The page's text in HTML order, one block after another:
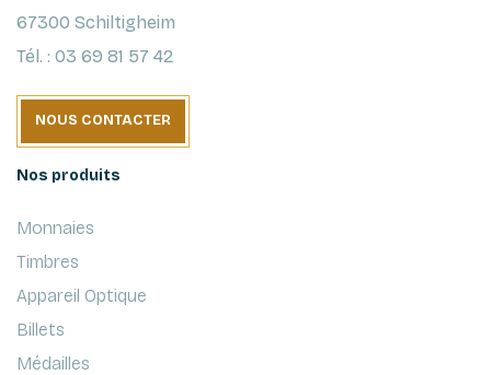
67300 Schiltigheim
Tél. : 03 69 81 57 42
NOUS CONTACTER
Nos produits
Monnaies
Timbres
Appareil Optique
Billets
Médailles